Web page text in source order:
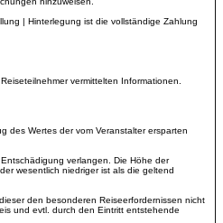
| Hinterlegung ist die vollständige Zahlung
vermittelten Informationen.
des Wertes der vom Veranstalter ersparten
verlangen. Die Höhe der
wesentlich niedriger ist als die geltend
den besonderen Reiseerfordernissen nicht
und evtl. durch den Eintritt entstehende